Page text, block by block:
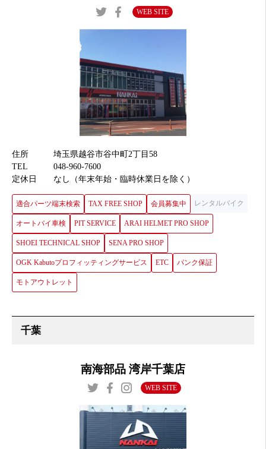
WEB SITE
住所
埼玉県越谷市谷中町2丁目58
TEL
048-960-7600
定休日
なし（年末年始・臨時休業日を除く）
適合パーツ端末検索 TAX FREE SHOP 会員募集中 レンタルバイク
オートバイ車検 PIT SERVICE ARAI HELMET PRO SHOP
SHOEI TECHNICAL SHOP SENA PRO SHOP
OGK Kabutoプロフィッティングサービス ETC パンク保証
モトアウトレット
南海部品 湾岸千葉店
WEB SITE